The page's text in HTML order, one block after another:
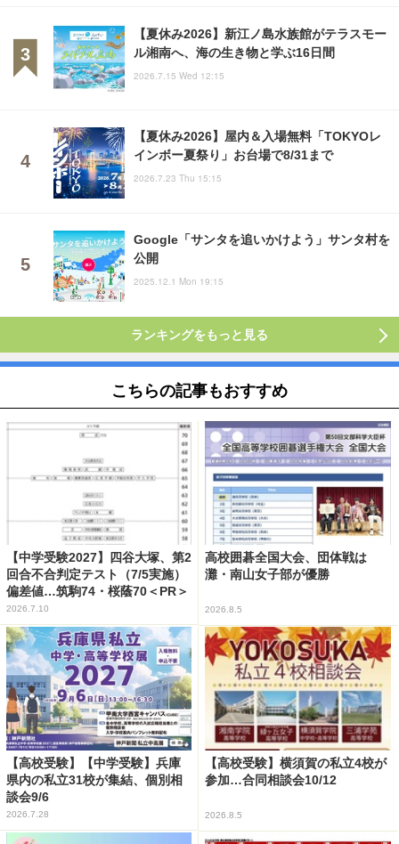
【夏休み2026】新江ノ島水族館がテラスモー
ル湘南へ、海の生き物と学ぶ16日間
2026.7.15 Wed 12:15
【夏休み2026】屋内＆入場無料「TOKYOレ
インボー夏祭り」お台場で8/31まで
2026.7.23 Thu 15:15
Google「サンタを追いかけよう」サンタ村を
公開
2025.12.1 Mon 19:15
ランキングをもっと見る
こちらの記事もおすすめ
【中学受験2027】四谷大塚、第2
回合不合判定テスト（7/5実施）
偏差値…筑駒74・桜蔭70＜PR＞
2026.7.10
高校囲碁全国大会、団体戦は
灘・南山女子部が優勝
2026.8.5
【高校受験】【中学受験】兵庫
県内の私立31校が集結、個別相
談会9/6
2026.7.28
【高校受験】横須賀の私立4校が
参加…合同相談会10/12
2026.8.5